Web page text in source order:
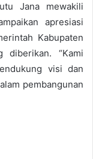
Jana mewakili
apresiasi
Kabupaten
diberikan. “Kami
visi dan
pembangunan